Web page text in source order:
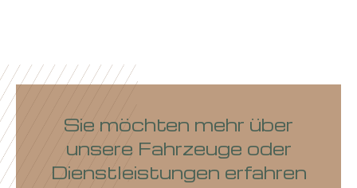
Sie möchten mehr über
unsere Fahrzeuge oder
Dienstleistungen erfahren